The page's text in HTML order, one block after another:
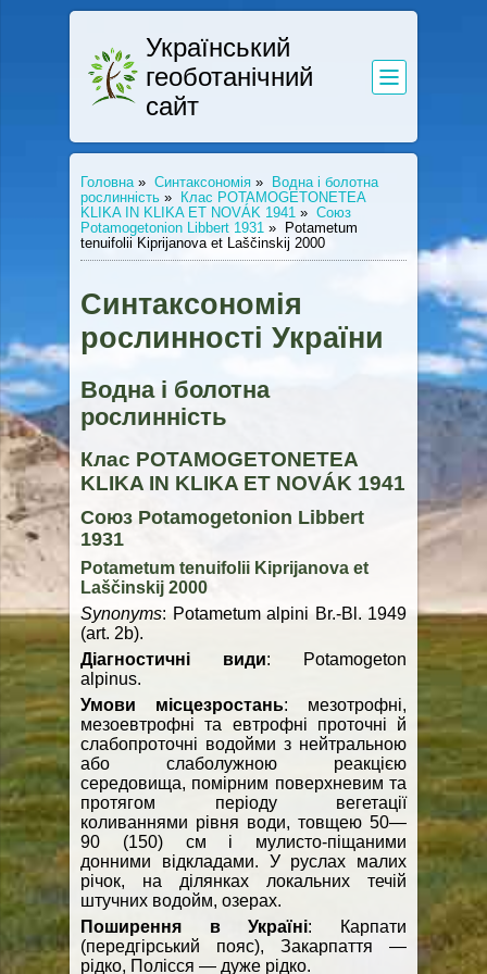
Український
геоботанічний
сайт
Головна » Синтаксономія »
Водна і болотна
рослинність »
Клас POTAMOGETONETEA
KLIKA IN KLIKA ET NOVÁK 1941 » Союз
Potamogetonion Libbert 1931 »
Potametum
tenuifolii Kiprijanova et Laščinskij 2000
Синтаксономія
рослинності України
Водна і болотна
рослинність
Клас POTAMOGETONETEA
KLIKA IN KLIKA ET NOVÁK 1941
Союз Potamogetonion Libbert
1931
Potametum tenuifolii Kiprijanova et
Laščinskij 2000
Synonyms: Potametum alpini Br.-Bl. 1949
(art. 2b).
Діагностичні види: Potamogeton
alpinus.
Умови місцезростань: мезотрофні,
мезоевтрофні та евтрофні проточні й
слабопроточні водойми з нейтральною
або слаболужною реакцією
середовища, помірним поверхневим та
протягом періоду вегетації
коливаннями рівня води, товщею 50—
90 (150) см і мулисто-піщаними
донними відкладами. У руслах малих
річок, на ділянках локальних течій
штучних водойм, озерах.
Поширення в Україні: Карпати
(передгірський пояс), Закарпаття —
рідко, Полісся — дуже рідко.